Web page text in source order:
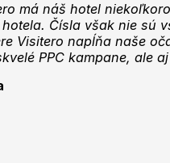
má náš hotel
Čísla však nie sú
Visitero napĺňa naše
PPC kampane, ale